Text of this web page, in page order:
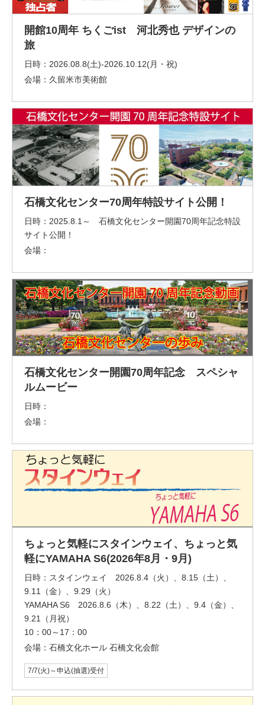
開館10周年 ちくごist 河北秀也 デザインの
旅
日時： 2026.08.8(土)-2026.10.12(月・祝)
会場： 久留米市美術館
石橋文化センター70周年特設サイト公開！
日時： 2025.8.1～ 石橋文化センター開園70周年記念特設
サイト公開！
会場：
石橋文化センター開園70周年記念 スペシャ
ルムービー
日時：
会場：
ちょっと気軽にスタインウェイ、ちょっと気
軽にYAMAHA S6(2026年8月・9月)
日時： スタインウェイ 2026.8.4（火）、8.15（土）、
9.11（金）、9.29（火）
YAMAHA S6 2026.8.6（木）、8.22（土）、9.4（金）、
9.21（月祝）
10：00～17：00
会場： 石橋文化ホール 石橋文化会館
7/7(火)～申込(抽選)受付